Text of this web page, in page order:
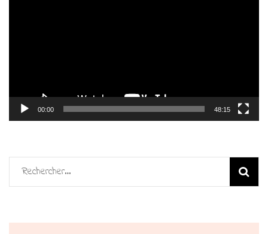
00:00 48:15
Rechercher :